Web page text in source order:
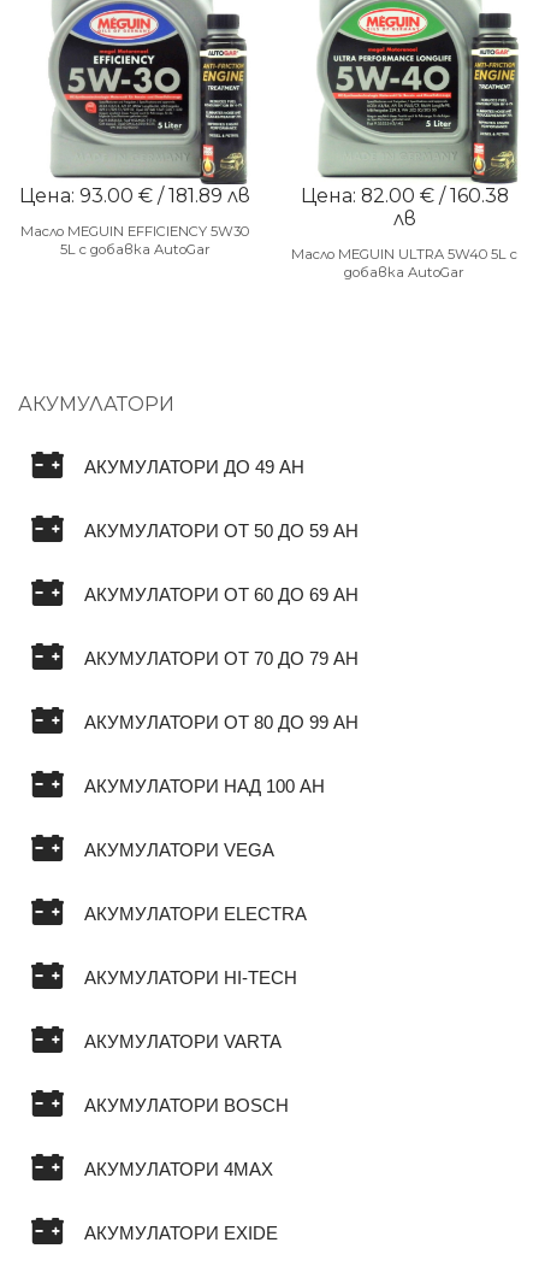
Цена: 93.00 € / 181.89 лв
Масло MEGUIN EFFICIENCY 5W30
5L с добавка AutoGar
Цена: 82.00 € / 160.38
лв
Масло MEGUIN ULTRA 5W40 5L с
добавка AutoGar
АКУМУЛАТОРИ
АКУМУЛАТОРИ ДО 49 AH
АКУМУЛАТОРИ ОТ 50 ДО 59 AH
АКУМУЛАТОРИ ОТ 60 ДО 69 AH
АКУМУЛАТОРИ ОТ 70 ДО 79 AH
АКУМУЛАТОРИ ОТ 80 ДО 99 AH
АКУМУЛАТОРИ НАД 100 AH
АКУМУЛАТОРИ VEGA
АКУМУЛАТОРИ ELECTRA
АКУМУЛАТОРИ HI-TECH
АКУМУЛАТОРИ VARTA
АКУМУЛАТОРИ BOSCH
АКУМУЛАТОРИ 4MAX
АКУМУЛАТОРИ EXIDE